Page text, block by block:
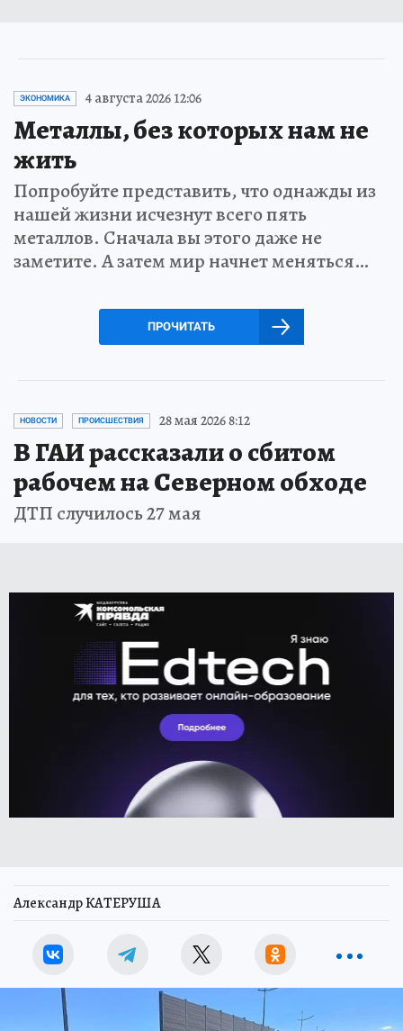
ЭКОНОМИКА 4 августа 2026 12:06
Металлы, без которых нам не
жить
Попробуйте представить, что однажды из
нашей жизни исчезнут всего пять
металлов. Сначала вы этого даже не
заметите. А затем мир начнет меняться…
ПРОЧИТАТЬ
НОВОСТИ ПРОИСШЕСТВИЯ 28 мая 2026 8:12
В ГАИ рассказали о сбитом
рабочем на Северном обходе
ДТП случилось 27 мая
Александр КАТЕРУША